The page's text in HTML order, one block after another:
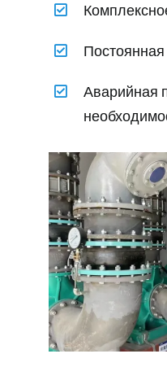
Аварийная